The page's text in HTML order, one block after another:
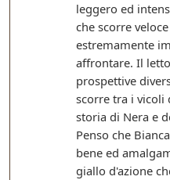
leggero ed
che scorre
estremamente
affrontare. Il
prospettive
scorre tra i vicoli
storia di Nera e
Penso che
bene ed
giallo d'azione